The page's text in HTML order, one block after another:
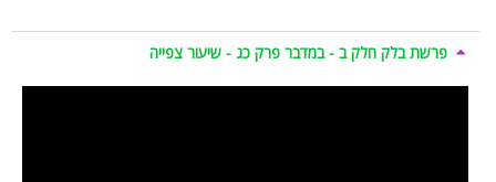
פרשת בלק חלק ב - במדבר פרק כג - שיעור צפייה